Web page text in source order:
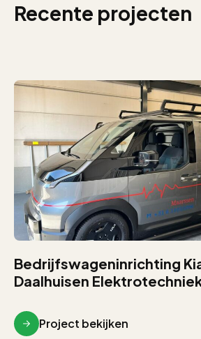
Recente projecten
Bedrijfswageninrichting
Daalhuisen
Project bekijken